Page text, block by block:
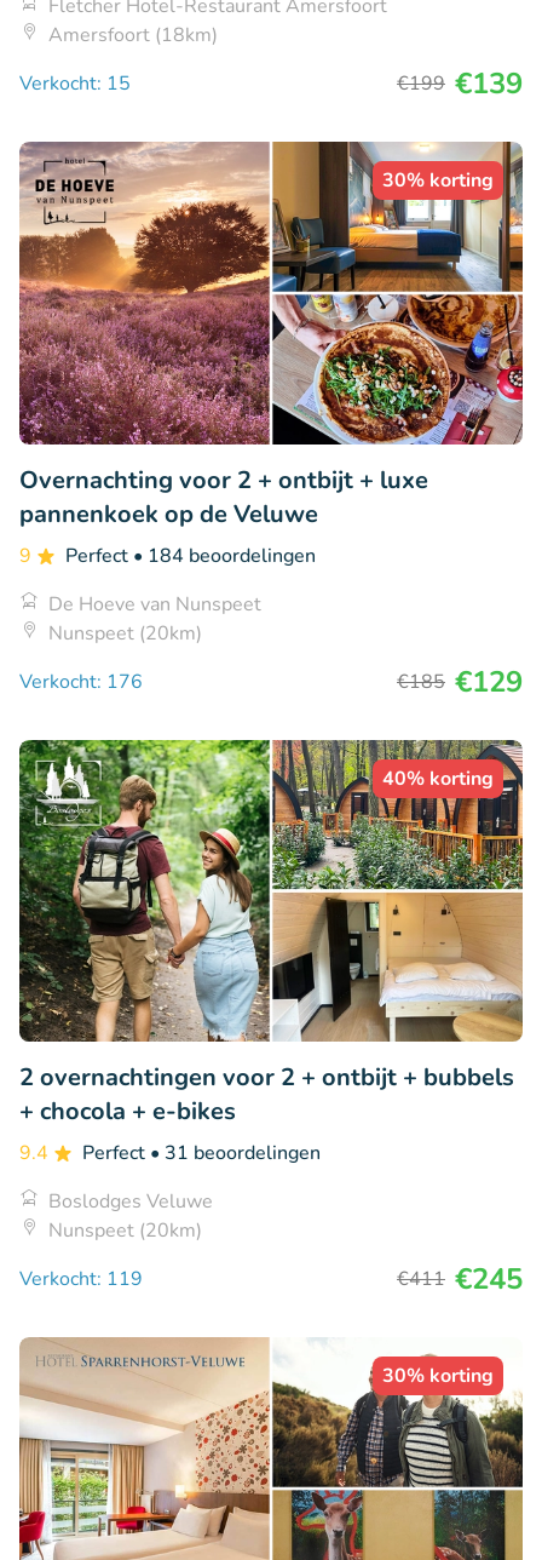
Fletcher Hotel-Restaurant Amersfoort
Amersfoort (18km)
Verkocht: 15
€199 €139
30% korting
Overnachting voor 2 + ontbijt + luxe
pannenkoek op de Veluwe
9 Perfect • 184 beoordelingen
De Hoeve van Nunspeet
Nunspeet (20km)
Verkocht: 176
€185 €129
40% korting
2 overnachtingen voor 2 + ontbijt + bubbels
+ chocola + e-bikes
9.4 Perfect • 31 beoordelingen
Boslodges Veluwe
Nunspeet (20km)
Verkocht: 119
€411 €245
30% korting